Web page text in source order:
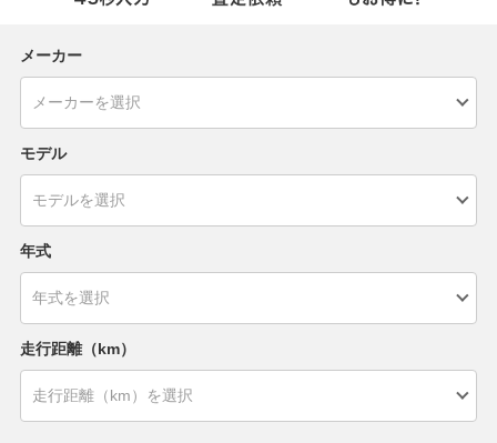
メーカー
モデル
年式
走行距離（km）